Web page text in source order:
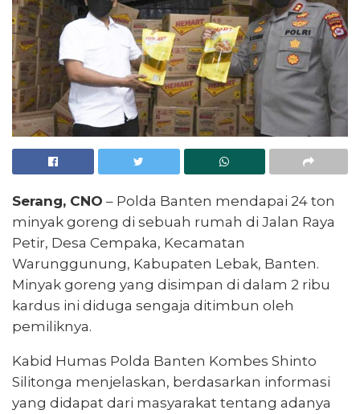
Serang, CNO – Polda Banten mendapai 24 ton
minyak goreng di sebuah rumah di Jalan Raya
Petir, Desa Cempaka, Kecamatan
Warunggunung, Kabupaten Lebak, Banten.
Minyak goreng yang disimpan di dalam 2 ribu
kardus ini diduga sengaja ditimbun oleh
pemiliknya.
Kabid Humas Polda Banten Kombes Shinto
Silitonga menjelaskan, berdasarkan informasi
yang didapat dari masyarakat tentang adanya